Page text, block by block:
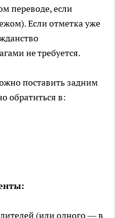
переводе, если
Если отметка уже
не требуется.
поставить задним
обратиться в:
(или одного — в